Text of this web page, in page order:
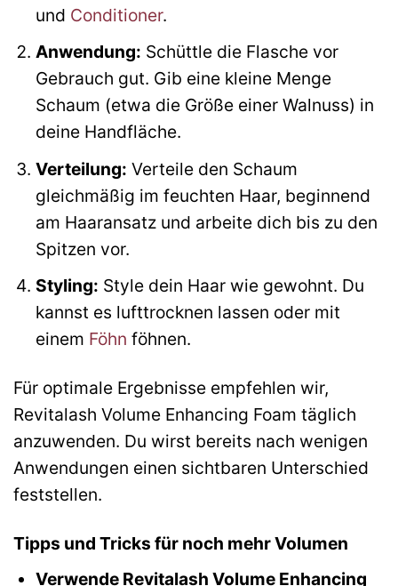
und Conditioner.
Anwendung: Schüttle die Flasche vor
Gebrauch gut. Gib eine kleine Menge
Schaum (etwa die Größe einer Walnuss) in
deine Handfläche.
Verteilung: Verteile den Schaum
gleichmäßig im feuchten Haar, beginnend
am Haaransatz und arbeite dich bis zu den
Spitzen vor.
Styling: Style dein Haar wie gewohnt. Du
kannst es lufttrocknen lassen oder mit
einem Föhn föhnen.
Für optimale Ergebnisse empfehlen wir,
Revitalash Volume Enhancing Foam täglich
anzuwenden. Du wirst bereits nach wenigen
Anwendungen einen sichtbaren Unterschied
feststellen.
Tipps und Tricks für noch mehr Volumen
Verwende Revitalash Volume Enhancing